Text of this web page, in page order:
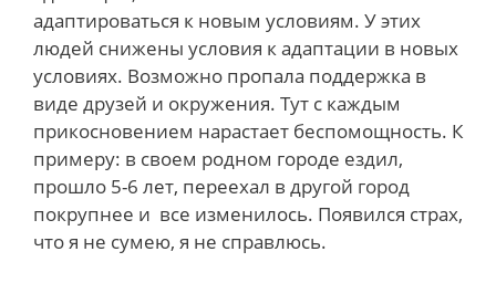
адаптироваться к новым условиям. У этих
людей снижены условия к адаптации в новых
условиях. Возможно пропала поддержка в
виде друзей и окружения. Тут с каждым
прикосновением нарастает беспомощность. К
примеру: в своем родном городе ездил,
прошло 5-6 лет, переехал в другой город
покрупнее и все изменилось. Появился страх,
что я не сумею, я не справлюсь.